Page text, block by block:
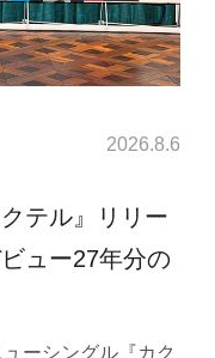
2026.8.6
テル』リリー
ュー27年分の
ーシングル『カク